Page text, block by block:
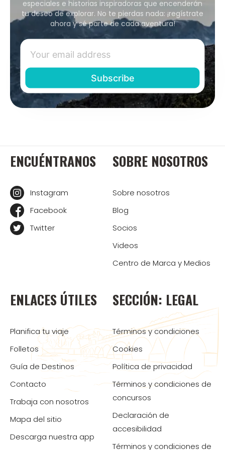
especiales e historias inspiradoras que encenderán
tu deseo de explorar. No te pierdas nada: ¡regístrate
ahora y sé parte de cada aventura!
ENCUÉNTRANOS
Instagram
Facebook
Twitter
SOBRE NOSOTROS
Sobre nosotros
Blog
Socios
Videos
Centro de Marca y Medios
ENLACES ÚTILES
Planifica tu viaje
Folletos
Guía de Destinos
Contacto
Trabaja con nosotros
Mapa del sitio
Descarga nuestra app
SECCIÓN: LEGAL
Términos y condiciones
Cookies
Política de privacidad
Términos y condiciones de
concursos
Declaración de
accesibilidad
Términos y condiciones de